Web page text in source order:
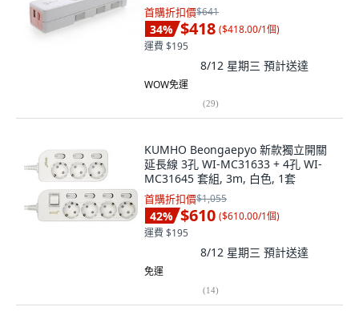
首購折扣價$641
34% $418 ($418.00/1個)
運費 $195
8/12 星期三 預計送達
WOW免運
(29)
KUMHO Beongaepyo 新款獨立開關
延長線 3孔 WI-MC31633 + 4孔 WI-
MC31645 套組, 3m, 白色, 1套
首購折扣價$1,055
42% $610 ($610.00/1個)
運費 $195
8/12 星期三 預計送達
免運
(14)